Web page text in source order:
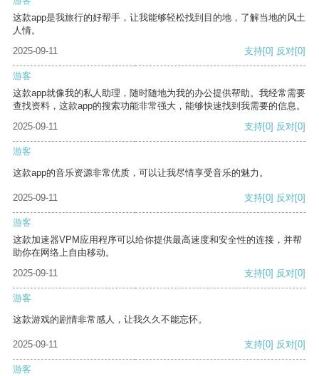
这款app是我旅行的好帮手，让我能够轻松找到目的地，了解当地的风土
人情。
2025-09-11
支持[0] 反对[0]
游客
这款app就像我的私人助理，随时随地为我的办公提供帮助。我经常需要
查找资料，这款app的搜索功能非常强大，能够快速找到我需要的信息。
2025-09-11
支持[0] 反对[0]
游客
这款app的音乐资源非常优质，可以让我尽情享受音乐的魅力。
2025-09-11 支持[0] 反对[0]
游客
这款加速器VPM应用程序可以给你提供最高速度和安全性的连接，并帮
助你在网络上自由移动。
2025-09-11
支持[0] 反对[0]
游客
这款游戏的剧情非常感人，让我久久不能忘怀。
2025-09-11 支持[0] 反对[0]
游客